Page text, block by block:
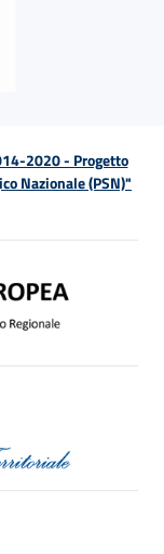
2020 - Progetto
Nazionale (PSN)"